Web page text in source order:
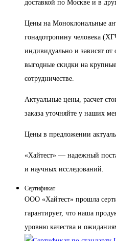
доставкой по Москве и в
Цены на Моноклональные
гонадотропину человека
индивидуально и зависят от
выгодные скидки на
сотрудничестве.
Актуальные цены, расчет
заказа уточняйте у наших
Цены в предложении
«Хайтест» — надежный
и научных исследований.
Сертификат
ООО «Хайтест» прошла
гарантирует, что наша
уровню качества и